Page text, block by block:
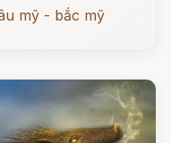
mỹ - bắc mỹ